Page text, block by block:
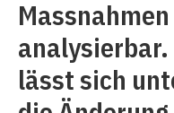
lässt sich